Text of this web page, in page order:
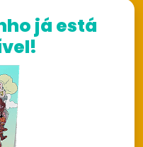
já está